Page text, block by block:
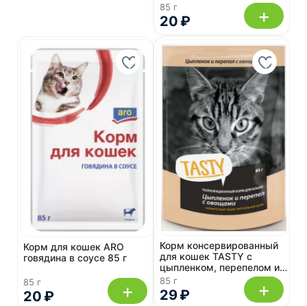
20 ₽
85 г +
20 ₽
Корм для кошек ARO
говядина в соусе 85 г
85 г + 29 ₽
Корм консервированный
для кошек TASTY с
цыпленком, перепелом и
овощами в желе 85 г, пауч
85 г +